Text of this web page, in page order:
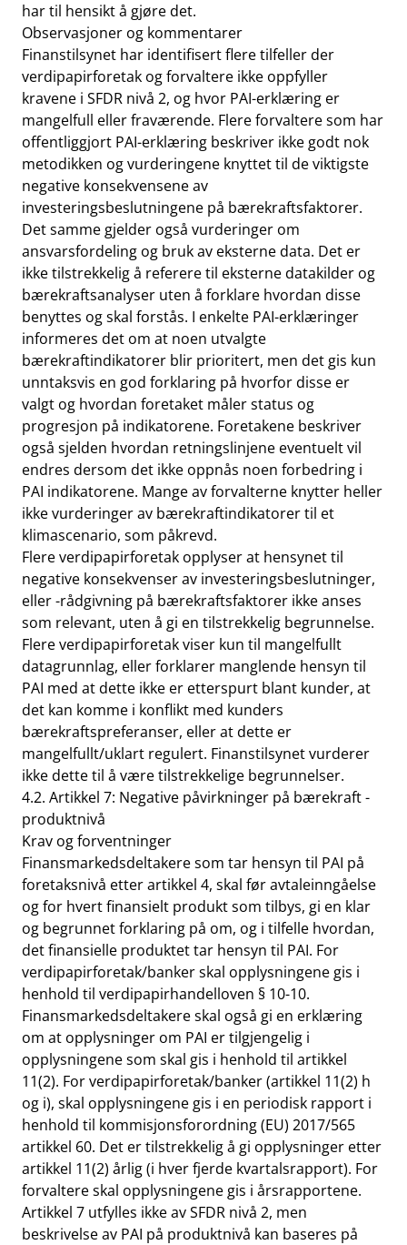
har til hensikt å gjøre det.
Observasjoner og kommentarer
Finanstilsynet har identifisert flere tilfeller der
verdipapirforetak og forvaltere ikke oppfyller
kravene i SFDR nivå 2, og hvor PAI-erklæring er
mangelfull eller fraværende. Flere forvaltere som har
offentliggjort PAI-erklæring beskriver ikke godt nok
metodikken og vurderingene knyttet til de viktigste
negative konsekvensene av
investeringsbeslutningene på bærekraftsfaktorer.
Det samme gjelder også vurderinger om
ansvarsfordeling og bruk av eksterne data. Det er
ikke tilstrekkelig å referere til eksterne datakilder og
bærekraftsanalyser uten å forklare hvordan disse
benyttes og skal forstås. I enkelte PAI-erklæringer
informeres det om at noen utvalgte
bærekraftindikatorer blir prioritert, men det gis kun
unntaksvis en god forklaring på hvorfor disse er
valgt og hvordan foretaket måler status og
progresjon på indikatorene. Foretakene beskriver
også sjelden hvordan retningslinjene eventuelt vil
endres dersom det ikke oppnås noen forbedring i
PAI indikatorene. Mange av forvalterne knytter heller
ikke vurderinger av bærekraftindikatorer til et
klimascenario, som påkrevd.
Flere verdipapirforetak opplyser at hensynet til
negative konsekvenser av investeringsbeslutninger,
eller -rådgivning på bærekraftsfaktorer ikke anses
som relevant, uten å gi en tilstrekkelig begrunnelse.
Flere verdipapirforetak viser kun til mangelfullt
datagrunnlag, eller forklarer manglende hensyn til
PAI med at dette ikke er etterspurt blant kunder, at
det kan komme i konflikt med kunders
bærekraftspreferanser, eller at dette er
mangelfullt/uklart regulert. Finanstilsynet vurderer
ikke dette til å være tilstrekkelige begrunnelser.
4.2. Artikkel 7: Negative påvirkninger på bærekraft -
produktnivå
Krav og forventninger
Finansmarkedsdeltakere som tar hensyn til PAI på
foretaksnivå etter artikkel 4, skal før avtaleinngåelse
og for hvert finansielt produkt som tilbys, gi en klar
og begrunnet forklaring på om, og i tilfelle hvordan,
det finansielle produktet tar hensyn til PAI. For
verdipapirforetak/banker skal opplysningene gis i
henhold til verdipapirhandelloven § 10-10.
Finansmarkedsdeltakere skal også gi en erklæring
om at opplysninger om PAI er tilgjengelig i
opplysningene som skal gis i henhold til artikkel
11(2). For verdipapirforetak/banker (artikkel 11(2) h
og i), skal opplysningene gis i en periodisk rapport i
henhold til kommisjonsforordning (EU) 2017/565
artikkel 60. Det er tilstrekkelig å gi opplysninger etter
artikkel 11(2) årlig (i hver fjerde kvartalsrapport). For
forvaltere skal opplysningene gis i årsrapportene.
Artikkel 7 utfylles ikke av SFDR nivå 2, men
beskrivelse av PAI på produktnivå kan baseres på